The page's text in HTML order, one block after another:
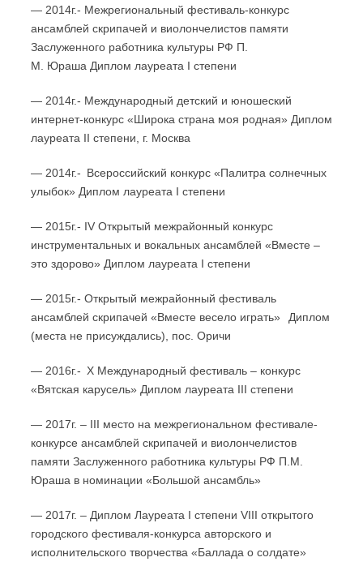
— 2014г.- Межрегиональный фестиваль-конкурс
ансамблей скрипачей и виолончелистов памяти
Заслуженного работника культуры РФ П.
М. Юраша Диплом лауреата I степени
— 2014г.- Международный детский и юношеский
интернет-конкурс «Широка страна моя родная» Диплом
лауреата II степени, г. Москва
— 2014г.- Всероссийский конкурс «Палитра солнечных
улыбок» Диплом лауреата I степени
— 2015г.- IV Открытый межрайонный конкурс
инструментальных и вокальных ансамблей «Вместе –
это здорово» Диплом лауреата I степени
— 2015г.- Открытый межрайонный фестиваль
ансамблей скрипачей «Вместе весело играть» Диплом
(места не присуждались), пос. Оричи
— 2016г.- X Международный фестиваль – конкурс
«Вятская карусель» Диплом лауреата III степени
— 2017г. – III место на межрегиональном фестивале-
конкурсе ансамблей скрипачей и виолончелистов
памяти Заслуженного работника культуры РФ П.М.
Юраша в номинации «Большой ансамбль»
— 2017г. – Диплом Лауреата I степени VIII открытого
городского фестиваля-конкурса авторского и
исполнительского творчества «Баллада о солдате»